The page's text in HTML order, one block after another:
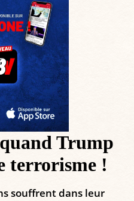
Trump
terrorisme !
souffrent dans leur